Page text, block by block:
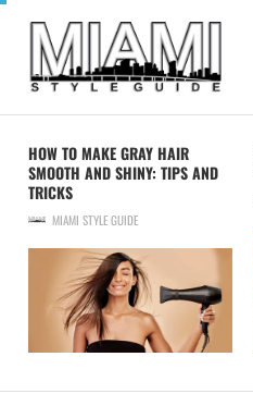
HOW TO MAKE GRAY HAIR
SMOOTH AND SHINY: TIPS AND
TRICKS
MIAMI STYLE GUIDE